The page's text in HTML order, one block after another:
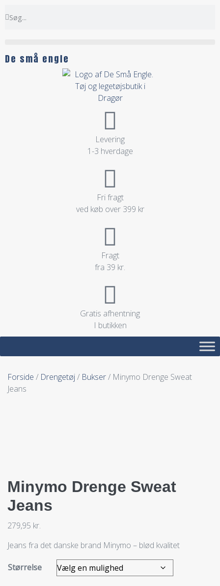
De små engle
Levering
1-3 hverdage
Fri fragt
ved køb over 399 kr
Fragt
fra 39 kr.
Gratis afhentning
I butikken
Forside / Drengetøj/ Bukser/ Minymo Drenge Sweat
Jeans
Minymo Drenge Sweat
Jeans
279,95 kr.
Jeans fra det danske brand Minymo – blød kvalitet
Størrelse